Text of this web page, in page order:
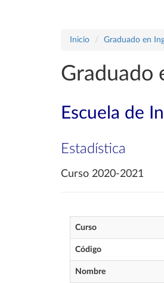
Inicio Graduado en
Graduado
Escuela de
Estadística
Curso 2020-2021
Curso
Código
Nombre